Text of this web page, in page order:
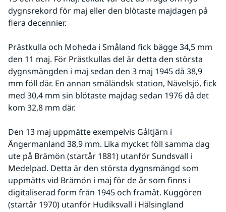
dygnsrekord för maj eller den blötaste majdagen på
flera decennier.
Prästkulla och Moheda i Småland fick bägge 34,5 mm
den 11 maj. För Prästkullas del är detta den största
dygnsmängden i maj sedan den 3 maj 1945 då 38,9
mm föll där. En annan småländsk station, Nävelsjö, fick
med 30,4 mm sin blötaste majdag sedan 1976 då det
kom 32,8 mm där.
Den 13 maj uppmätte exempelvis Gåltjärn i
Ångermanland 38,9 mm. Lika mycket föll samma dag
ute på Brämön (startår 1881) utanför Sundsvall i
Medelpad. Detta är den största dygnsmängd som
uppmätts vid Brämön i maj för de år som finns i
digitaliserad form från 1945 och framåt. Kuggören
(startår 1970) utanför Hudiksvall i Hälsingland